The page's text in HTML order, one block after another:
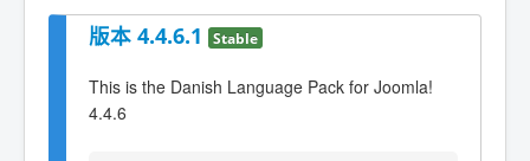
版本 4.4.6.1 Stable
This is the Danish Language Pack for Joomla!
4.4.6